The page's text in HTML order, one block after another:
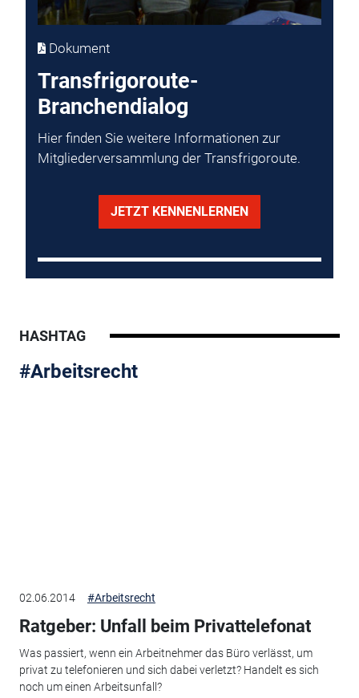
Dokument
Transfrigoroute-
Branchendialog
Hier finden Sie weitere Informationen zur
Mitgliederversammlung der Transfrigoroute.
JETZT KENNENLERNEN
HASHTAG
#Arbeitsrecht
02.06.2014 #Arbeitsrecht
Ratgeber: Unfall beim Privattelefonat
Was passiert, wenn ein Arbeitnehmer das Büro verlässt, um
privat zu telefonieren und sich dabei verletzt? Handelt es sich
noch um einen Arbeitsunfall?